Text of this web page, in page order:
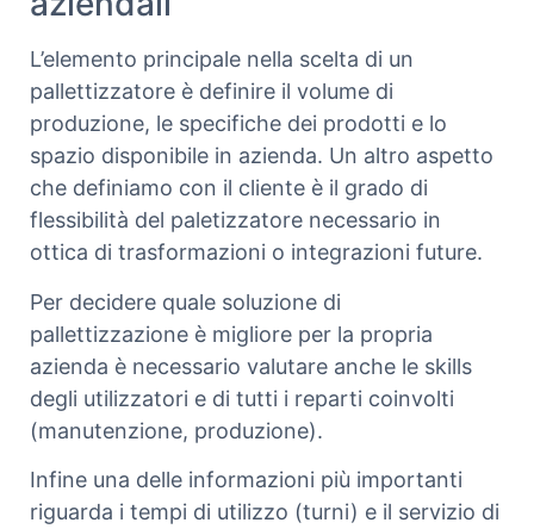
L’elemento principale nella scelta di un
pallettizzatore è definire il volume di
produzione, le specifiche dei prodotti e lo
spazio disponibile in azienda. Un altro aspetto
che definiamo con il cliente è il grado di
flessibilità del paletizzatore necessario in
ottica di trasformazioni o integrazioni future.
Per decidere quale soluzione di
pallettizzazione è migliore per la propria
azienda è necessario valutare anche le skills
degli utilizzatori e di tutti i reparti coinvolti
(manutenzione, produzione).
Infine una delle informazioni più importanti
riguarda i tempi di utilizzo (turni) e il servizio di